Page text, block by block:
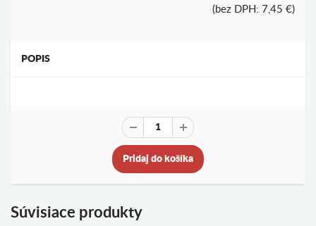
(bez DPH: 7,45 €)
POPIS
Pridaj do košíka
Súvisiace produkty